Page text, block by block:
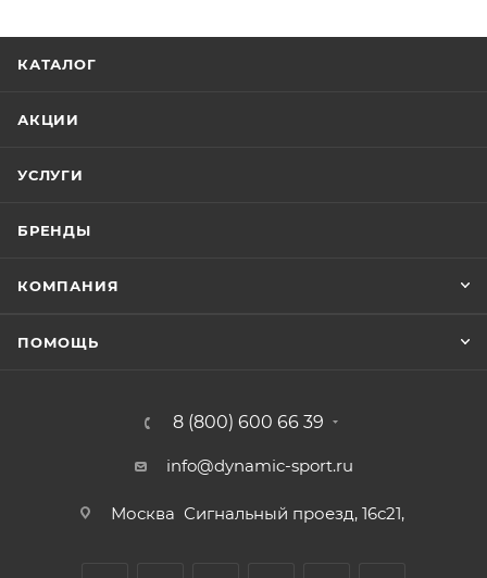
КАТАЛОГ
АКЦИИ
УСЛУГИ
БРЕНДЫ
КОМПАНИЯ
ПОМОЩЬ
8 (800) 600 66 39
info@dynamic-sport.ru
Москва Сигнальный проезд, 16с21,